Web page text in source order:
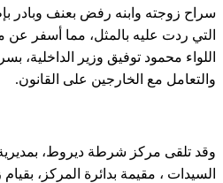
سراح زوجته وابنه رفض بعنف وبادر
التي ردت عليه بالمثل، مما أسفر عن
اللواء محمود توفيق وزير الداخلية،
والتعامل مع الخارجين على القانون.
وقد تلقى مركز شرطة ديروط،
السيدات ، مقيمة بدائرة المركز،